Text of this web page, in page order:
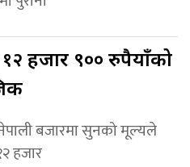
हजार ९०० रुपैयाँको
बजारमा सुनको मूल्यले
हजार